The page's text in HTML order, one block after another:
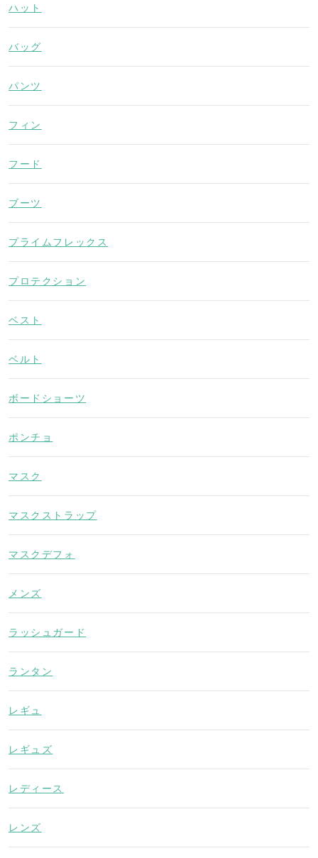
ハット
バッグ
パンツ
フィン
フード
ブーツ
プライムフレックス
プロテクション
ベスト
ベルト
ボードショーツ
ポンチョ
マスク
マスクストラップ
マスクデフォ
メンズ
ラッシュガード
ランタン
レギュ
レギュズ
レディース
レンズ